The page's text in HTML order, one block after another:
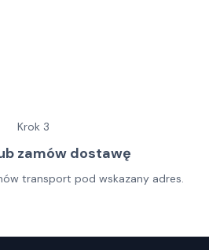
Krok 3
zamów dostawę
transport pod wskazany adres.